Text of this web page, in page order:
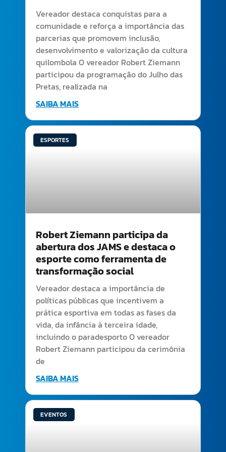
Vereador destaca conquistas para a
comunidade e reforça a importância das
parcerias que promovem inclusão,
desenvolvimento e valorização da cultura
quilombola O vereador Robert Ziemann
participou da programação do Julho das
Pretas, realizada na
SAIBA MAIS
ESPORTES
Robert Ziemann participa da
abertura dos JAMS e destaca o
esporte como ferramenta de
transformação social
Vereador destaca a importância de
políticas públicas que incentivem a
prática esportiva em todas as fases da
vida, da infância à terceira idade,
incluindo o paradesporto O vereador
Robert Ziemann participou da cerimônia
de
SAIBA MAIS
EVENTOS